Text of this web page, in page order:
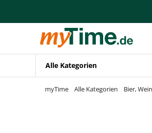
Zur Navigation springen
Zur Suche springen
Alle Kategorien
myTime Alle Kategorien Bier,